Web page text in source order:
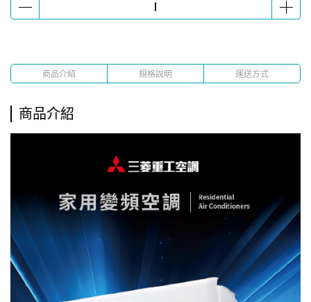
商品介紹 規格說明 運送方式
商品介紹